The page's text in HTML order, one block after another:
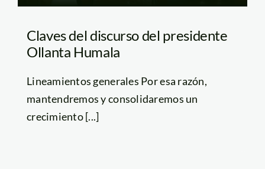
Claves del discurso del presidente
Ollanta Humala
Lineamientos generales Por esa razón,
mantendremos y consolidaremos un
crecimiento [...]